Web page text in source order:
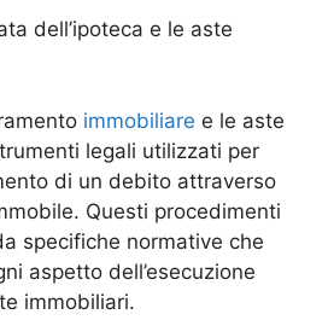
dell’ipoteca e le aste
immobiliare e le aste
legali utilizzati per
di un debito attraverso
Questi procedimenti
specifiche normative che
aspetto dell’esecuzione
immobiliari.